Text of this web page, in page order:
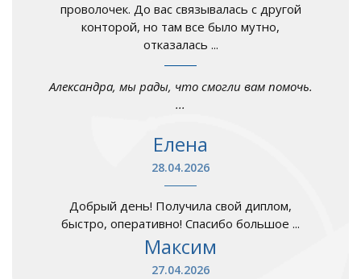
проволочек. До вас связывалась с другой
конторой, но там все было мутно,
отказалась ...
Александра, мы рады, что смогли вам помочь.
...
Елена
28.04.2026
Добрый день! Получила свой диплом,
быстро, оперативно! Спасибо большое ...
Максим
27.04.2026